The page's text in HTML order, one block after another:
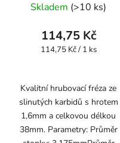
Skladem (>10 ks)
114,75 Kč
Měrná
114,75 Kč / 1 ks
Kvalitní hrubovací fréza ze
slinutých karbidů s hrotem
1,6mm a celkovou délkou
38mm. Parametry: Průměr